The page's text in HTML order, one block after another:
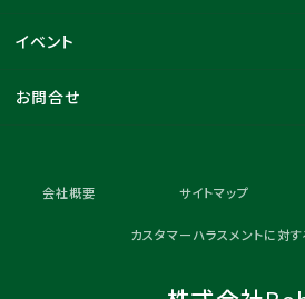
イベント
お問合せ
会社概要 サイトマップ
カスタマーハラスメントに対